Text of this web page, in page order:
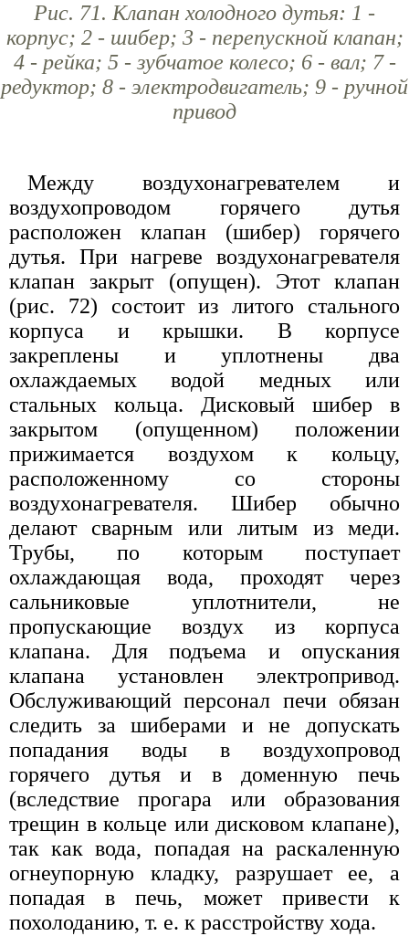
Рис. 71. Клапан холодного дутья: 1 -
корпус; 2 - шибер; 3 - перепускной клапан;
4 - рейка; 5 - зубчатое колесо; 6 - вал; 7 -
редуктор; 8 - электродвигатель; 9 - ручной
привод
Между воздухонагревателем и
воздухопроводом горячего дутья
расположен клапан (шибер) горячего
дутья. При нагреве воздухонагревателя
клапан закрыт (опущен). Этот клапан
(рис. 72) состоит из литого стального
корпуса и крышки. В корпусе
закреплены и уплотнены два
охлаждаемых водой медных или
стальных кольца. Дисковый шибер в
закрытом (опущенном) положении
прижимается воздухом к кольцу,
расположенному со стороны
воздухонагревателя. Шибер обычно
делают сварным или литым из меди.
Трубы, по которым поступает
охлаждающая вода, проходят через
сальниковые уплотнители, не
пропускающие воздух из корпуса
клапана. Для подъема и опускания
клапана установлен электропривод.
Обслуживающий персонал печи обязан
следить за шиберами и не допускать
попадания воды в воздухопровод
горячего дутья и в доменную печь
(вследствие прогара или образования
трещин в кольце или дисковом клапане),
так как вода, попадая на раскаленную
огнеупорную кладку, разрушает ее, а
попадая в печь, может привести к
похолоданию, т. е. к расстройству хода.